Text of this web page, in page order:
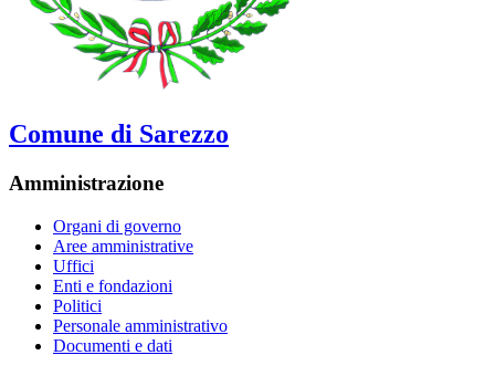
Comune di Sarezzo
Amministrazione
Organi di governo
Aree amministrative
Uffici
Enti e fondazioni
Politici
Personale amministrativo
Documenti e dati